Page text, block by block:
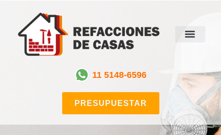
11 5148-6596
PRESUPUESTAR